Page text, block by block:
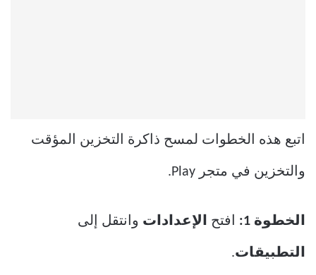
اتبع هذه الخطوات لمسح ذاكرة التخزين المؤقت
والتخزين في متجر Play.
الخطوة 1: افتح الإعدادات وانتقل إلى
التطبيقات.